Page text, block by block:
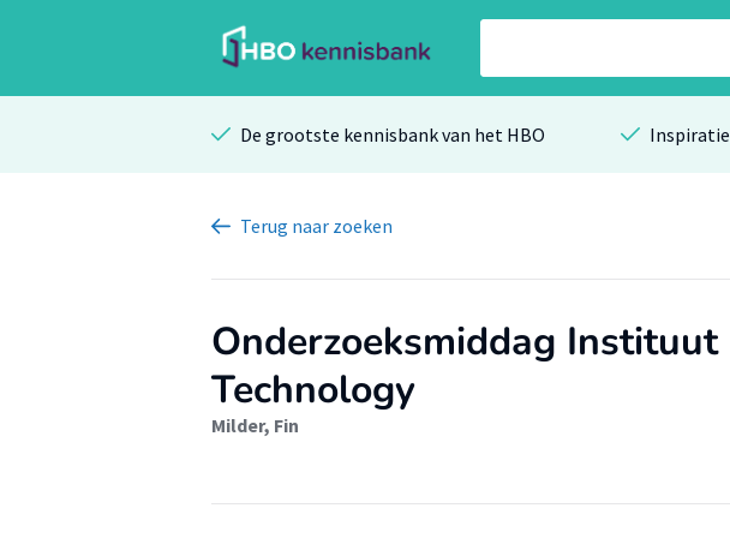
De grootste kennisbank van het HBO
Terug naar zoeken
Onderzoeksmiddag Instituut
Technology
Milder, Fin